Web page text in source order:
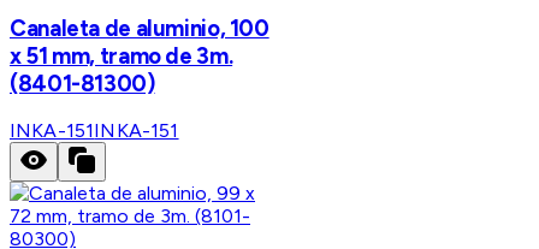
Canaleta de aluminio, 100
x 51 mm, tramo de 3m.
(8401-81300)
INKA-151INKA-151